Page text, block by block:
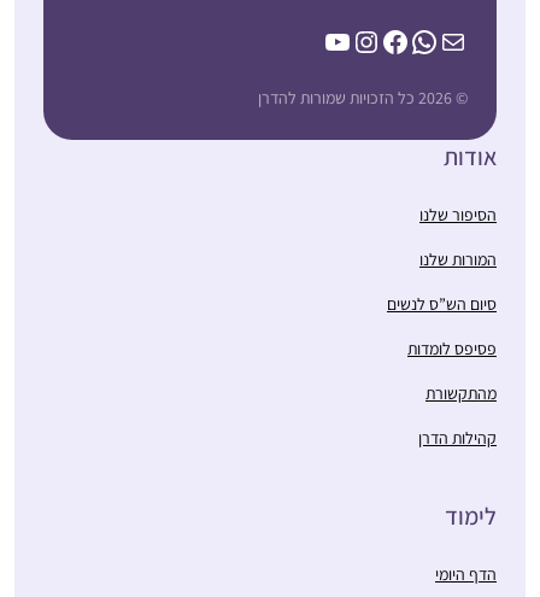
Mail
WhatsApp
Facebook
Instagram
YouTube
© 2026 כל הזכויות שמורות להדרן
אודות
הסיפור שלנו
המורות שלנו
סיום הש”ס לנשים
פסיפס לומדות
מהתקשורת
קהילות הדרן
לימוד
הדף היומי